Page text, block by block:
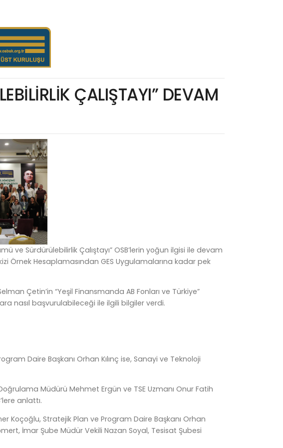
ÇALIŞTAYI” DEVAM
ve Sürdürülebilirlik Çalıştayı” OSB’lerin yoğun ilgisi ile devam
Örnek Hesaplamasından GES Uygulamalarına kadar pek
Çetin’in “Yeşil Finansmanda AB Fonları ve Türkiye”
nasıl başvurulabileceği ile ilgili bilgiler verdi.
Daire Başkanı Orhan Kılınç ise, Sanayi ve Teknoloji
Müdürü Mehmet Ergün ve TSE Uzmanı Onur Fatih
anlattı.
Koçoğlu, Stratejik Plan ve Program Daire Başkanı Orhan
İmar Şube Müdür Vekili Nazan Soyal, Tesisat Şubesi